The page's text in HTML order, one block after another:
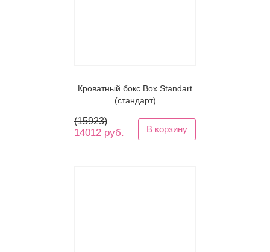
Кроватный бокс Box Standart
(стандарт)
(15923)
14012 руб. В корзину